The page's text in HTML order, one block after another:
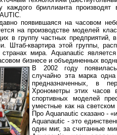
каждого бриллианта
появившаяся на часовом
на производстве моделей
в группу частных предприятий,
Штаб-квартира этой группы,
мира. Aquanautic
бизнесе и объединенных
В 2002 году
случайно эта марка
предназначенных, в
Хронометры этих часов
спортивных моделей
уместные как на
Про Aquanautiс сказано -
Aquanautiс - это
один миг, за считанные